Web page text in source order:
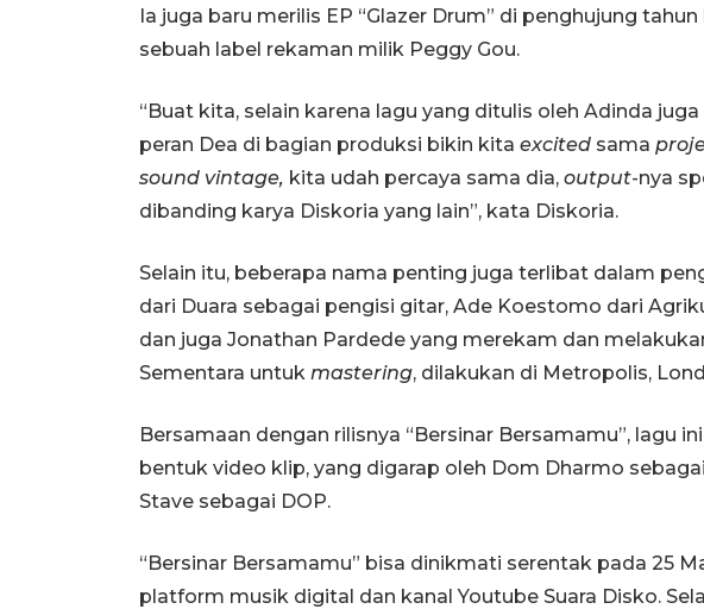
Ia juga baru merilis EP “Glazer Drum” di penghujung
sebuah label rekaman milik Peggy Gou.
“Buat kita, selain karena lagu yang ditulis oleh Adinda
peran Dea di bagian produksi bikin kita excited sama
sound vintage, kita udah percaya sama dia, output-nya
dibanding karya Diskoria yang lain”, kata Diskoria.
Selain itu, beberapa nama penting juga terlibat dalam
dari Duara sebagai pengisi gitar, Ade Koestomo dari
dan juga Jonathan Pardede yang merekam dan
Sementara untuk mastering, dilakukan di Metropolis,
Bersamaan dengan rilisnya “Bersinar Bersamamu”, lagu
bentuk video klip, yang digarap oleh Dom Dharmo
Stave sebagai DOP.
“Bersinar Bersamamu” bisa dinikmati serentak pada 25
platform musik digital dan kanal Youtube Suara Disko.